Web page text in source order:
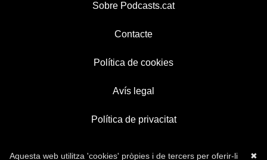
Sobre Podcasts.cat
Contacte
Política de cookies
Avís legal
Política de privacitat
✖
Aquesta web utilitza 'cookies' pròpies i de tercers per oferir-li